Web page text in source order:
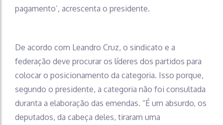
pagamento’, acrescenta o presidente.
De acordo com Leandro Cruz, o sindicato e a
federação deve procurar os líderes dos partidos para
colocar o posicionamento da categoria. Isso porque,
segundo o presidente, a categoria não foi consultada
duranta a elaboração das emendas. “É um absurdo, os
deputados, da cabeça deles, tiraram uma